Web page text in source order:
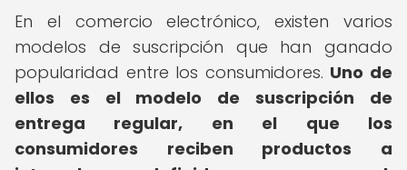
En el comercio electrónico, existen varios
modelos de suscripción que han ganado
popularidad entre los consumidores. Uno de
ellos es el modelo de suscripción de
entrega regular, en el que los
consumidores reciben productos a